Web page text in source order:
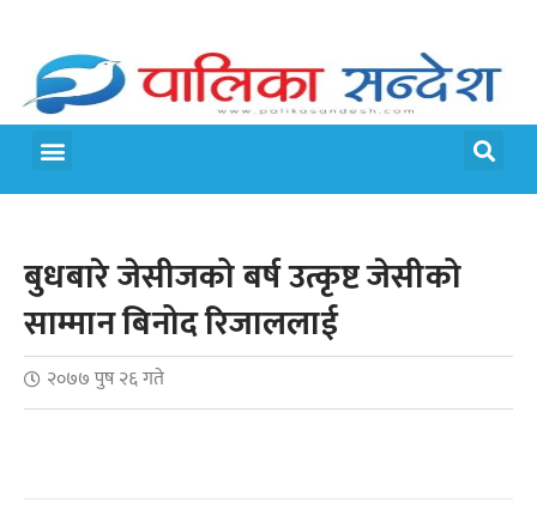
बुधबारे जेसीजको बर्ष उत्कृष्ट जेसीको
साम्मान बिनोद रिजाललाई
२०७७ पुष २६ गते